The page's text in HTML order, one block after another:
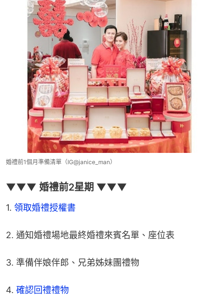
婚禮前1個月準備清單（IG@janice_man）
▼▼▼ 婚禮前2星期 ▼▼▼
1. 領取婚禮授權書
2. 通知婚禮場地最終婚禮來賓名單、座位表
3. 準備伴娘伴郎、兄弟姊妹團禮物
4. 確認回禮禮物